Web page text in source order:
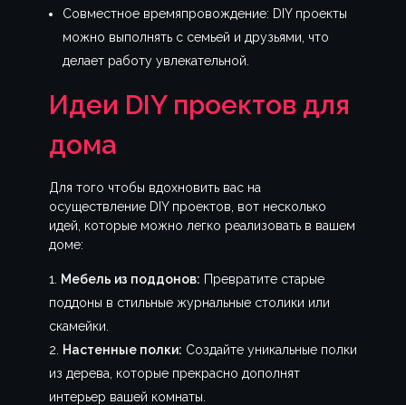
Совместное времяпровождение: DIY проекты
можно выполнять с семьей и друзьями, что
делает работу увлекательной.
Идеи DIY проектов для
дома
Для того чтобы вдохновить вас на
осуществление DIY проектов, вот несколько
идей, которые можно легко реализовать в вашем
доме:
Мебель из поддонов: Превратите старые
поддоны в стильные журнальные столики или
скамейки.
Настенные полки: Создайте уникальные полки
из дерева, которые прекрасно дополнят
интерьер вашей комнаты.